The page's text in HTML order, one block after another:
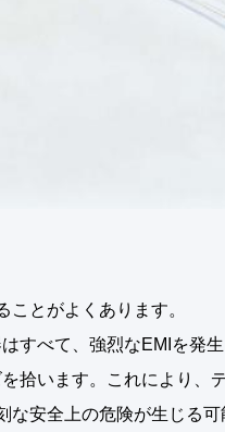
とがよくあります。
すべて、強烈なEMIを発生
拾います。これにより、
な安全上の危険が生じる可